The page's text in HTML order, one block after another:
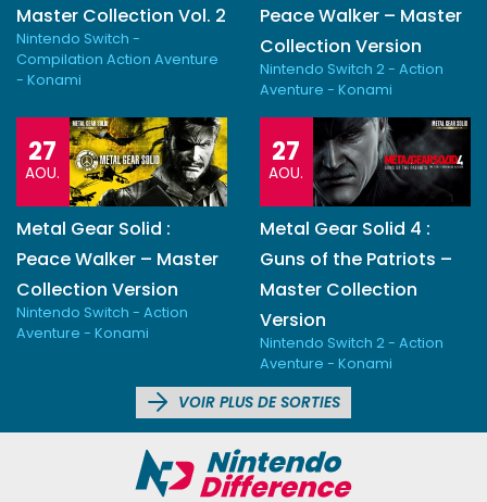
Master Collection Vol. 2
Nintendo Switch -
Compilation Action Aventure
- Konami
Peace Walker – Master
Collection Version
Nintendo Switch 2 - Action
Aventure - Konami
27
AOU.
Metal Gear Solid :
Peace Walker – Master
Collection Version
Nintendo Switch - Action
Aventure - Konami
27
AOU.
Metal Gear Solid 4 :
Guns of the Patriots –
Master Collection
Version
Nintendo Switch 2 - Action
Aventure - Konami
VOIR PLUS DE SORTIES